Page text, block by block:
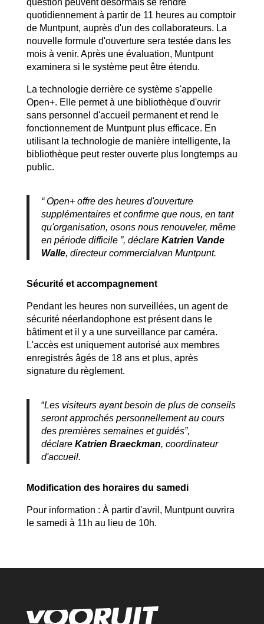
question peuvent désormais se rendre
quotidiennement à partir de 11 heures au comptoir
de Muntpunt, auprès d'un des collaborateurs. La
nouvelle formule d'ouverture sera testée dans les
mois à venir. Après une évaluation, Muntpunt
examinera si le système peut être étendu.
La technologie derrière ce système s'appelle
Open+. Elle permet à une bibliothèque d'ouvrir
sans personnel d'accueil permanent et rend le
fonctionnement de Muntpunt plus efficace. En
utilisant la technologie de manière intelligente, la
bibliothèque peut rester ouverte plus longtemps au
public.
“ Open+ offre des heures d'ouverture
supplémentaires et confirme que nous, en tant
qu'organisation, osons nous renouveler, même
en période difficile ”, déclare Katrien Vande
Walle, directeur commercialvan Muntpunt.
Sécurité et accompagnement
Pendant les heures non surveillées, un agent de
sécurité néerlandophone est présent dans le
bâtiment et il y a une surveillance par caméra.
L'accès est uniquement autorisé aux membres
enregistrés âgés de 18 ans et plus, après
signature du règlement.
“Les visiteurs ayant besoin de plus de conseils
seront approchés personnellement au cours
des premières semaines et guidés”,
déclare Katrien Braeckman, coordinateur
d'accueil.
Modification des horaires du samedi
Pour information : À partir d'avril, Muntpunt ouvrira
le samedi à 11h au lieu de 10h.